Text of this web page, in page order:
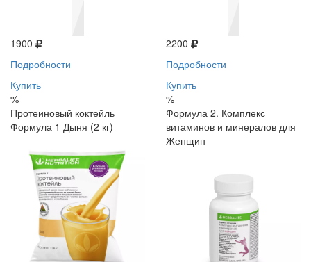
1900
Подробности
Купить
%
2200
Подробности
Купить
%
Протеиновый коктейль
Формула 1 Дыня (2 кг)
Формула 2. Комплекс
витаминов и минералов для
Женщин